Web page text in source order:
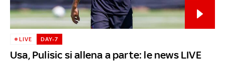
Usa, Pulisic si allena a parte: le news LIVE
LIVE DAY-7